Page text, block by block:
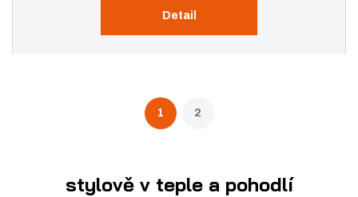
Detail
1 2
stylově v teple a pohodlí